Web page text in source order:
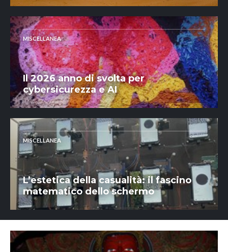
MISCELLANEA
Il 2026 anno di svolta per
cybersicurezza e AI
MISCELLANEA
L’estetica della casualità: il fascino
matematico dello schermo